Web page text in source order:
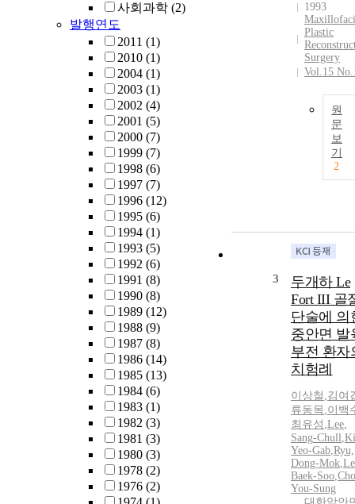
사회과학 (2)
발행연도
2011 (1)
2010 (1)
2004 (1)
2003 (1)
2002 (4)
2001 (5)
2000 (7)
1999 (7)
1998 (6)
1997 (7)
1996 (12)
1995 (6)
1994 (1)
1993 (5)
1992 (6)
1991 (8)
1990 (8)
1989 (12)
1988 (9)
1987 (8)
1986 (14)
1985 (13)
1984 (6)
1983 (1)
1982 (3)
1981 (3)
1980 (3)
1978 (2)
1976 (2)
1993
Plastic
Surgery
Vol.15
원
문
보
기
2
3
두개하 Le
Fort III 골
단술에 의
중안면 발
부전 환자
치험례
이상철 ,김여
류동목,이백
최유성 ,Lee,
Sang-Chull,
Yeo-Gab,Ryu,
Dong-Mok,
Baek-Soo,
You-Sung